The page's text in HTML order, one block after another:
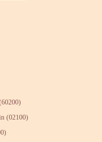
(02100)